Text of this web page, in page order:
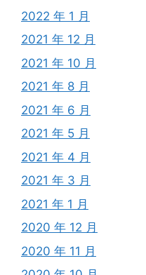
2022 年 1 月
2021 年 12 月
2021 年 10 月
2021 年 8 月
2021 年 6 月
2021 年 5 月
2021 年 4 月
2021 年 3 月
2021 年 1 月
2020 年 12 月
2020 年 11 月